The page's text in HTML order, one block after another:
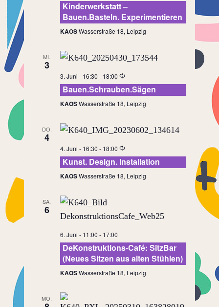
Kinderwerkstatt –
Bauen.Basteln. Experimentieren
KAOSWasserstraße 18, Leipzig
MI.
3
3. Juni - 16:30 - 18:00
Bauen.Schrauben.Sägen
KAOSWasserstraße 18, Leipzig
DO.
4
4. Juni - 16:30 - 18:00
Kunst. Design. Installation
KAOSWasserstraße 18, Leipzig
SA.
6
6. Juni - 11:00 - 17:00
DeKonstruktions-Café: SitzBar
(Neues Sitzen aus alten Stühlen)
KAOSWasserstraße 18, Leipzig
MO.